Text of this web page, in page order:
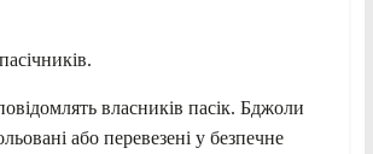
власників пасік. Бджоли
або перевезені у безпечне